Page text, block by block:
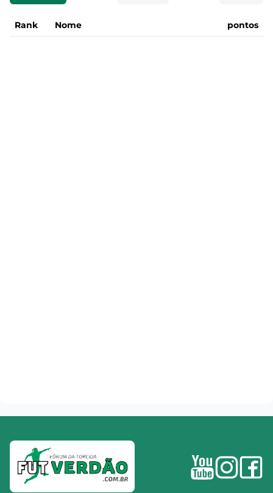
Rank Nome pontos